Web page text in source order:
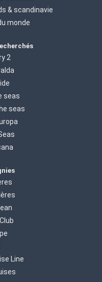
& scandinavie
monde
2
seas
seas
Line